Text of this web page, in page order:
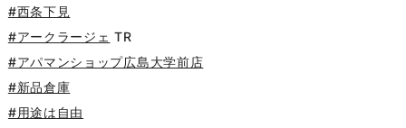
#西条下見
#アークラージェ TR
#アパマンショップ広島大学前店
#新品倉庫
#用途は自由